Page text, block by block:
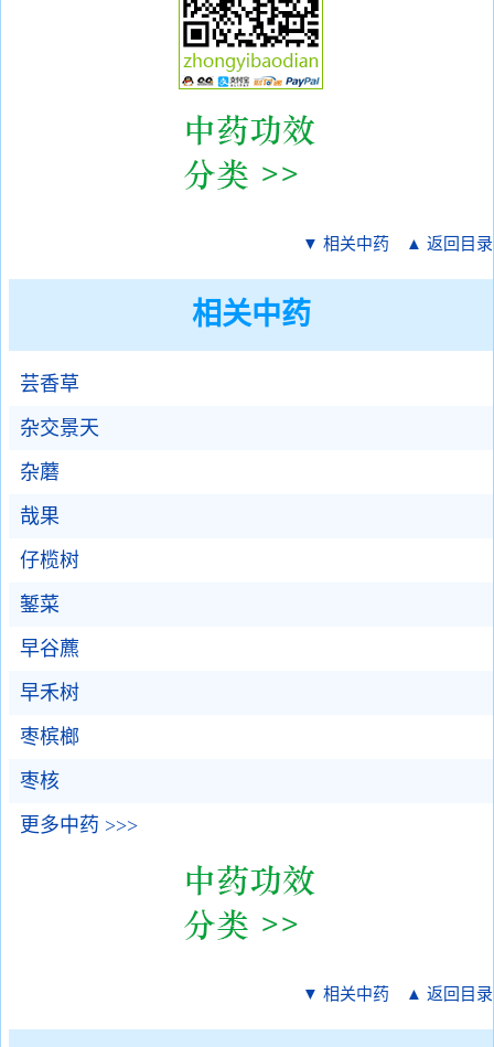
▼ 相关中药 ▲ 返回目录
相关中药
芸香草
杂交景天
杂蘑
哉果
仔榄树
錾菜
早谷藨
早禾树
枣槟榔
枣核
更多中药 >>>
▼ 相关中药 ▲ 返回目录